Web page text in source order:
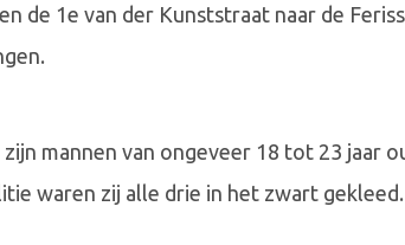
de 1e van der Kunststraat naar de
zijn mannen van ongeveer 18 tot 23 jaar
waren zij alle drie in het zwart gekleed.